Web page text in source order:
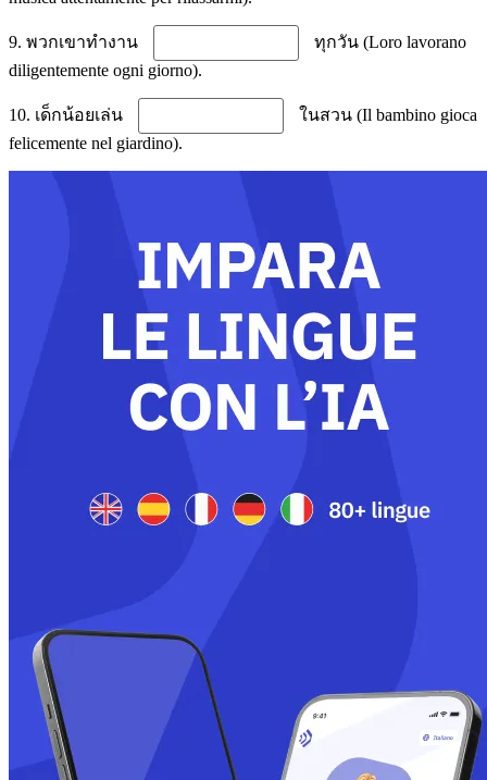
9. พวกเขาทำงาน
ทุกวัน (Loro lavorano
diligentemente ogni giorno).
10. เด็กน้อยเล่น
ในสวน (Il bambino gioca
felicemente nel giardino).